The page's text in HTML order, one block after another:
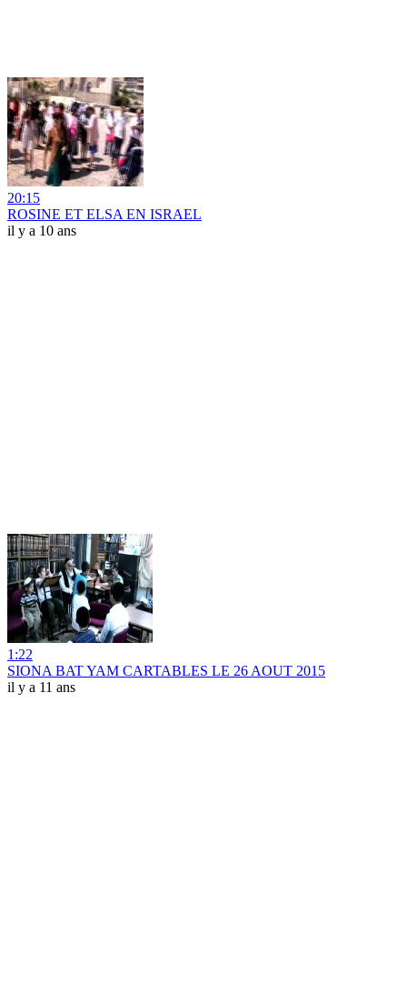
20:15
ROSINE ET ELSA EN ISRAEL
il y a 10 ans
1:22
SIONA BAT YAM CARTABLES LE 26 AOUT 2015
il y a 11 ans